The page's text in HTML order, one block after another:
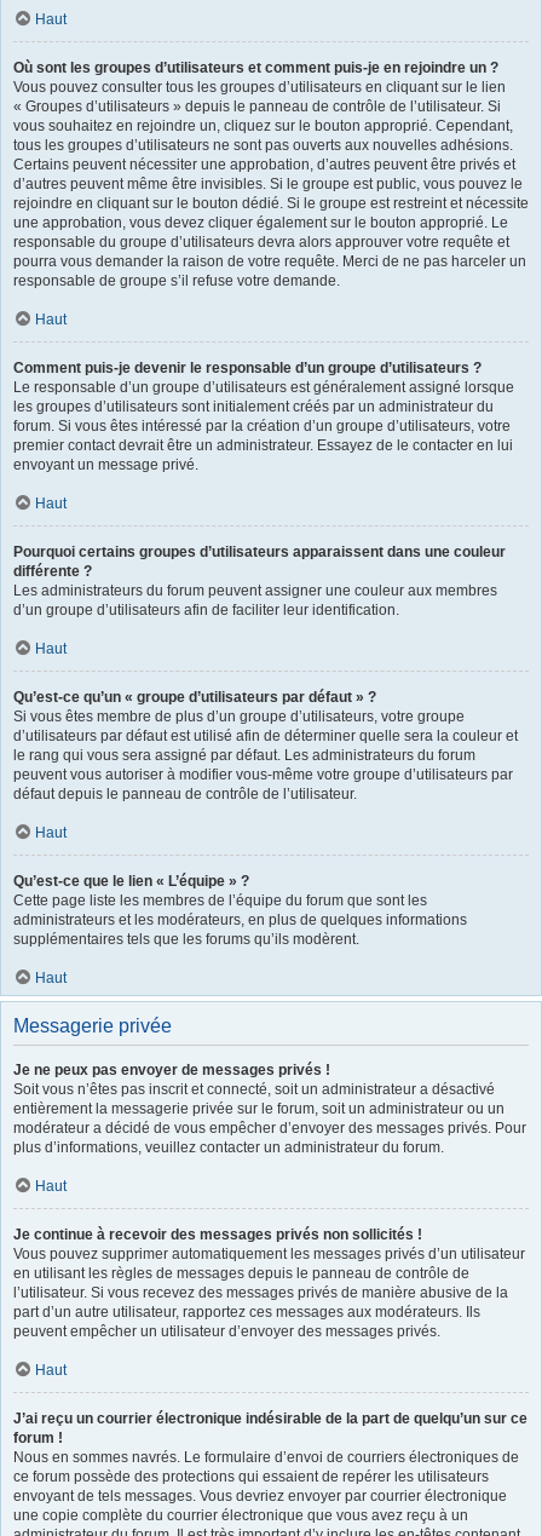
Haut
Où sont les groupes d’utilisateurs et comment puis-je en rejoindre un ?
Vous pouvez consulter tous les groupes d’utilisateurs en cliquant sur le lien
« Groupes d’utilisateurs » depuis le panneau de contrôle de l’utilisateur. Si
vous souhaitez en rejoindre un, cliquez sur le bouton approprié. Cependant,
tous les groupes d’utilisateurs ne sont pas ouverts aux nouvelles adhésions.
Certains peuvent nécessiter une approbation, d’autres peuvent être privés et
d’autres peuvent même être invisibles. Si le groupe est public, vous pouvez le
rejoindre en cliquant sur le bouton dédié. Si le groupe est restreint et nécessite
une approbation, vous devez cliquer également sur le bouton approprié. Le
responsable du groupe d’utilisateurs devra alors approuver votre requête et
pourra vous demander la raison de votre requête. Merci de ne pas harceler un
responsable de groupe s’il refuse votre demande.
Haut
Comment puis-je devenir le responsable d’un groupe d’utilisateurs ?
Le responsable d’un groupe d’utilisateurs est généralement assigné lorsque
les groupes d’utilisateurs sont initialement créés par un administrateur du
forum. Si vous êtes intéressé par la création d’un groupe d’utilisateurs, votre
premier contact devrait être un administrateur. Essayez de le contacter en lui
envoyant un message privé.
Haut
Pourquoi certains groupes d’utilisateurs apparaissent dans une couleur
différente ?
Les administrateurs du forum peuvent assigner une couleur aux membres
d’un groupe d’utilisateurs afin de faciliter leur identification.
Haut
Qu’est-ce qu’un « groupe d’utilisateurs par défaut » ?
Si vous êtes membre de plus d’un groupe d’utilisateurs, votre groupe
d’utilisateurs par défaut est utilisé afin de déterminer quelle sera la couleur et
le rang qui vous sera assigné par défaut. Les administrateurs du forum
peuvent vous autoriser à modifier vous-même votre groupe d’utilisateurs par
défaut depuis le panneau de contrôle de l’utilisateur.
Haut
Qu’est-ce que le lien « L’équipe » ?
Cette page liste les membres de l’équipe du forum que sont les
administrateurs et les modérateurs, en plus de quelques informations
supplémentaires tels que les forums qu’ils modèrent.
Haut
Messagerie privée
Je ne peux pas envoyer de messages privés !
Soit vous n’êtes pas inscrit et connecté, soit un administrateur a désactivé
entièrement la messagerie privée sur le forum, soit un administrateur ou un
modérateur a décidé de vous empêcher d’envoyer des messages privés. Pour
plus d’informations, veuillez contacter un administrateur du forum.
Haut
Je continue à recevoir des messages privés non sollicités !
Vous pouvez supprimer automatiquement les messages privés d’un utilisateur
en utilisant les règles de messages depuis le panneau de contrôle de
l’utilisateur. Si vous recevez des messages privés de manière abusive de la
part d’un autre utilisateur, rapportez ces messages aux modérateurs. Ils
peuvent empêcher un utilisateur d’envoyer des messages privés.
Haut
J’ai reçu un courrier électronique indésirable de la part de quelqu’un sur ce
forum !
Nous en sommes navrés. Le formulaire d’envoi de courriers électroniques de
ce forum possède des protections qui essaient de repérer les utilisateurs
envoyant de tels messages. Vous devriez envoyer par courrier électronique
une copie complète du courrier électronique que vous avez reçu à un